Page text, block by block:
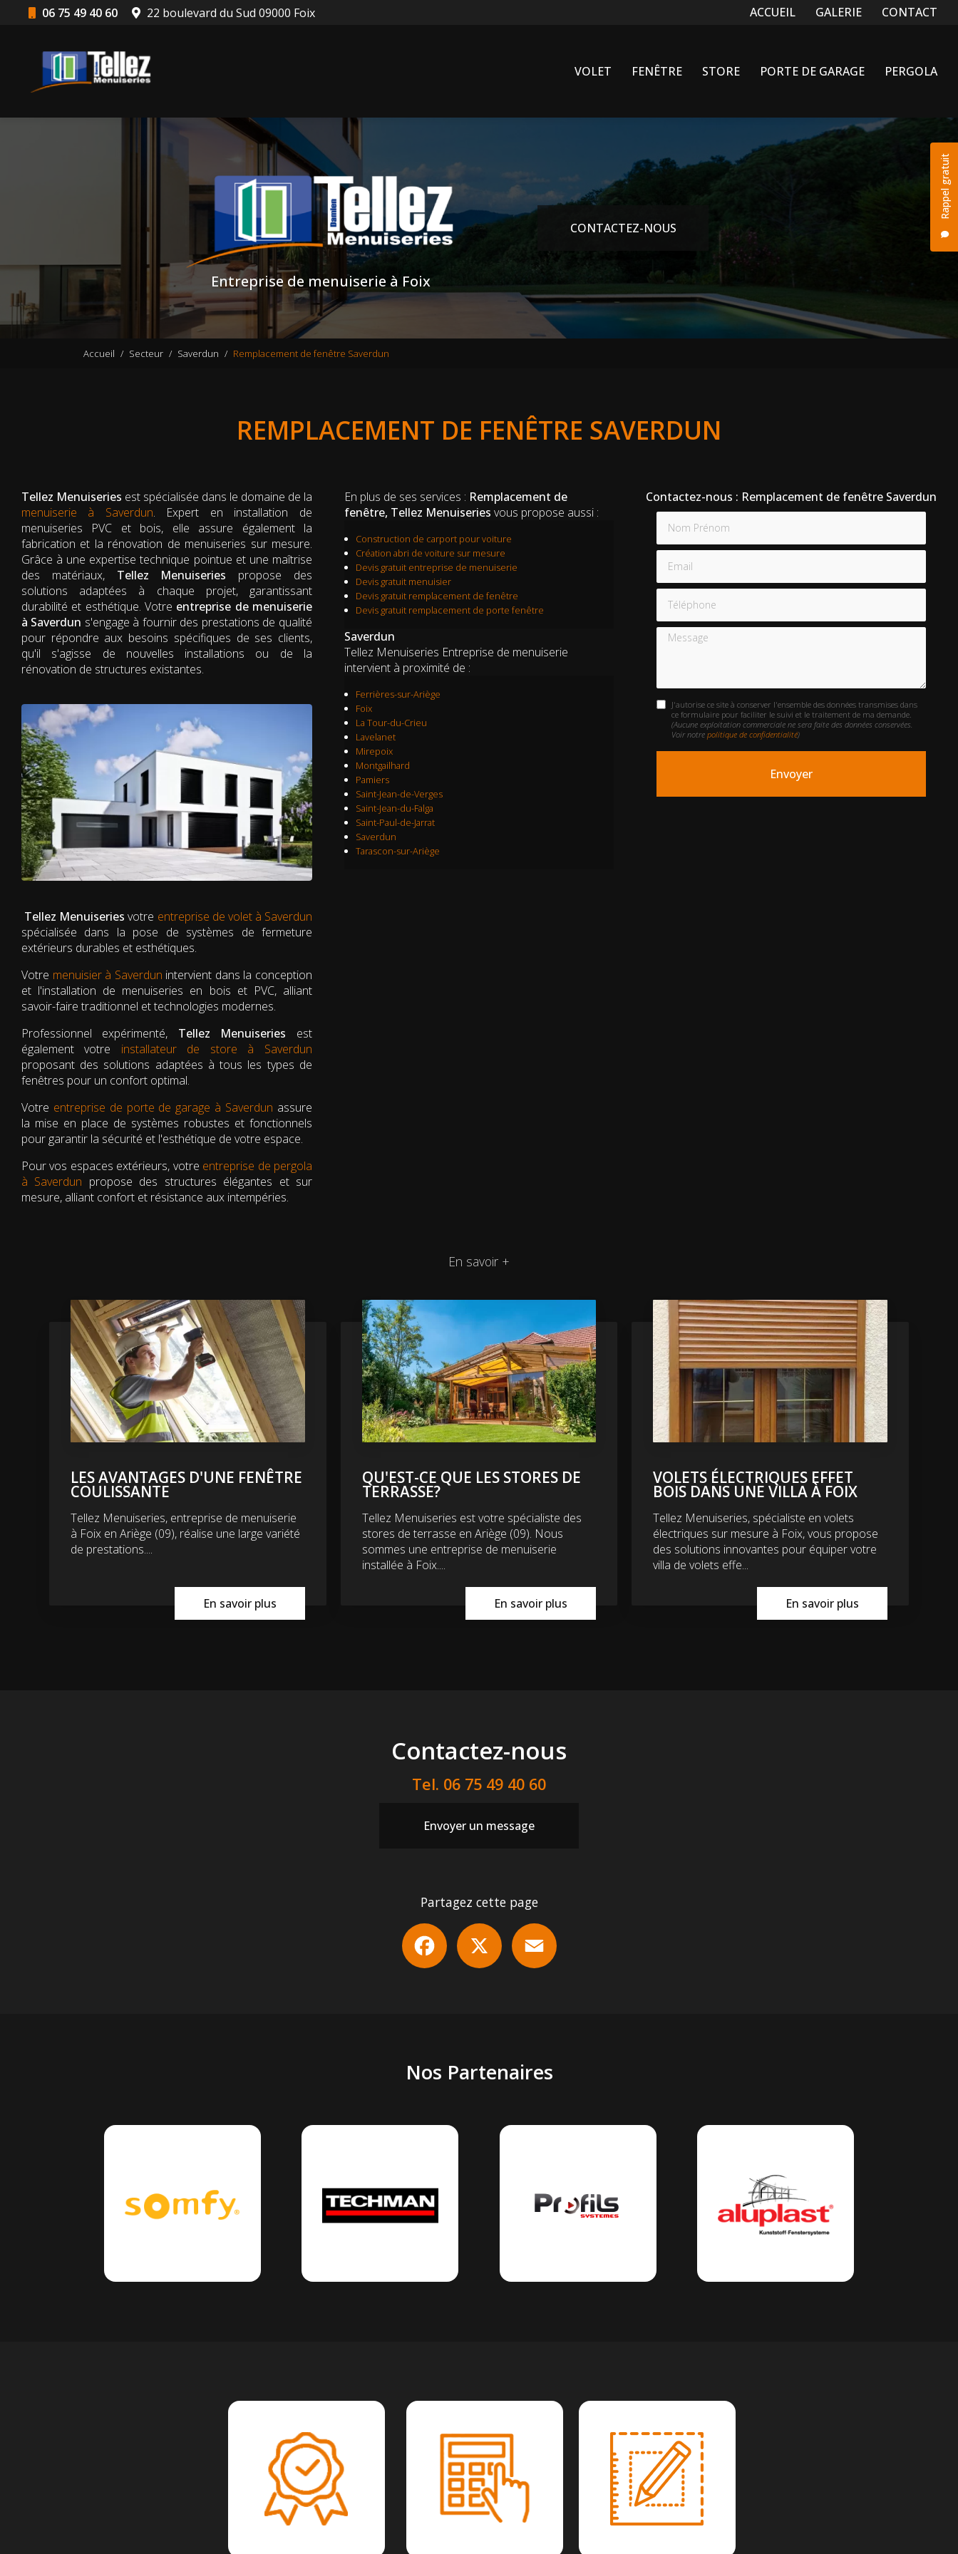
06 75 49 40 60 22 boulevard du Sud 09000 Foix Navigation secondaire
ACCUEIL GALERIE CONTACT
Rappel gratuit
VOLET FENÊTRE STORE PORTE DE GARAGE PERGOLA
Entreprise de menuiserie à Foix
CONTACTEZ-NOUS
Accueil Secteur Saverdun Remplacement de fenêtre Saverdun
REMPLACEMENT DE FENÊTRE SAVERDUN
Tellez Menuiseries est spécialisée dans le domaine de la
menuiserie à Saverdun. Expert en installation de
menuiseries PVC et bois, elle assure également la
fabrication et la rénovation de menuiseries sur mesure.
Grâce à une expertise technique pointue et une maîtrise
des matériaux, Tellez Menuiseries propose des
solutions adaptées à chaque projet, garantissant
durabilité et esthétique. Votre entreprise de menuiserie
à Saverdun s'engage à fournir des prestations de qualité
pour répondre aux besoins spécifiques de ses clients,
qu'il s'agisse de nouvelles installations ou de la
rénovation de structures existantes.
Tellez Menuiseries votre entreprise de volet à Saverdun
spécialisée dans la pose de systèmes de fermeture
extérieurs durables et esthétiques.
Votre menuisier à Saverdun intervient dans la conception
et l'installation de menuiseries en bois et PVC, alliant
savoir-faire traditionnel et technologies modernes.
Professionnel expérimenté, Tellez Menuiseries est
également votre installateur de store à Saverdun
proposant des solutions adaptées à tous les types de
fenêtres pour un confort optimal.
Votre entreprise de porte de garage à Saverdun assure
la mise en place de systèmes robustes et fonctionnels
pour garantir la sécurité et l'esthétique de votre espace.
Pour vos espaces extérieurs, votre entreprise de pergola
à Saverdun propose des structures élégantes et sur
mesure, alliant confort et résistance aux intempéries.
En plus de ses services : Remplacement de
fenêtre, Tellez Menuiseries vous propose aussi :
Construction de carport pour voiture
Création abri de voiture sur mesure
Devis gratuit entreprise de menuiserie
Devis gratuit menuisier
Devis gratuit remplacement de fenêtre
Devis gratuit remplacement de porte fenêtre
Saverdun
Tellez Menuiseries Entreprise de menuiserie
intervient à proximité de :
Ferrières-sur-Ariège
Foix
La Tour-du-Crieu
Lavelanet
Mirepoix
Montgailhard
Pamiers
Saint-Jean-de-Verges
Saint-Jean-du-Falga
Saint-Paul-de-Jarrat
Saverdun
Tarascon-sur-Ariège
Contactez-nous : Remplacement de fenêtre Saverdun
Nom Prénom
Email
Téléphone
Message
J'autorise ce site à conserver l'ensemble des données transmises dans
ce formulaire pour faciliter le suivi et le traitement de ma demande.
(Aucune exploitation commerciale ne sera faite des données conservées.
Voir notre politique de confidentialité)
En savoir +
LES AVANTAGES D'UNE FENÊTRE
COULISSANTE
Tellez Menuiseries, entreprise de menuiserie
à Foix en Ariège (09), réalise une large variété
de prestations....
En savoir plus
QU'EST-CE QUE LES STORES DE
TERRASSE?
Tellez Menuiseries est votre spécialiste des
stores de terrasse en Ariège (09). Nous
sommes une entreprise de menuiserie
installée à Foix....
En savoir plus
VOLETS ÉLECTRIQUES EFFET
BOIS DANS UNE VILLA À FOIX
Tellez Menuiseries, spécialiste en volets
électriques sur mesure à Foix, vous propose
des solutions innovantes pour équiper votre
villa de volets effe...
En savoir plus
Contactez-nous
Tel. 06 75 49 40 60
Envoyer un message
Partagez cette page
Facebook
Nos Partenaires